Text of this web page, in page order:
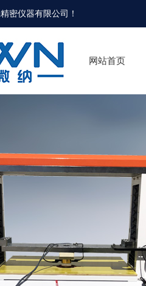
密仪器有限公司！
网站首页